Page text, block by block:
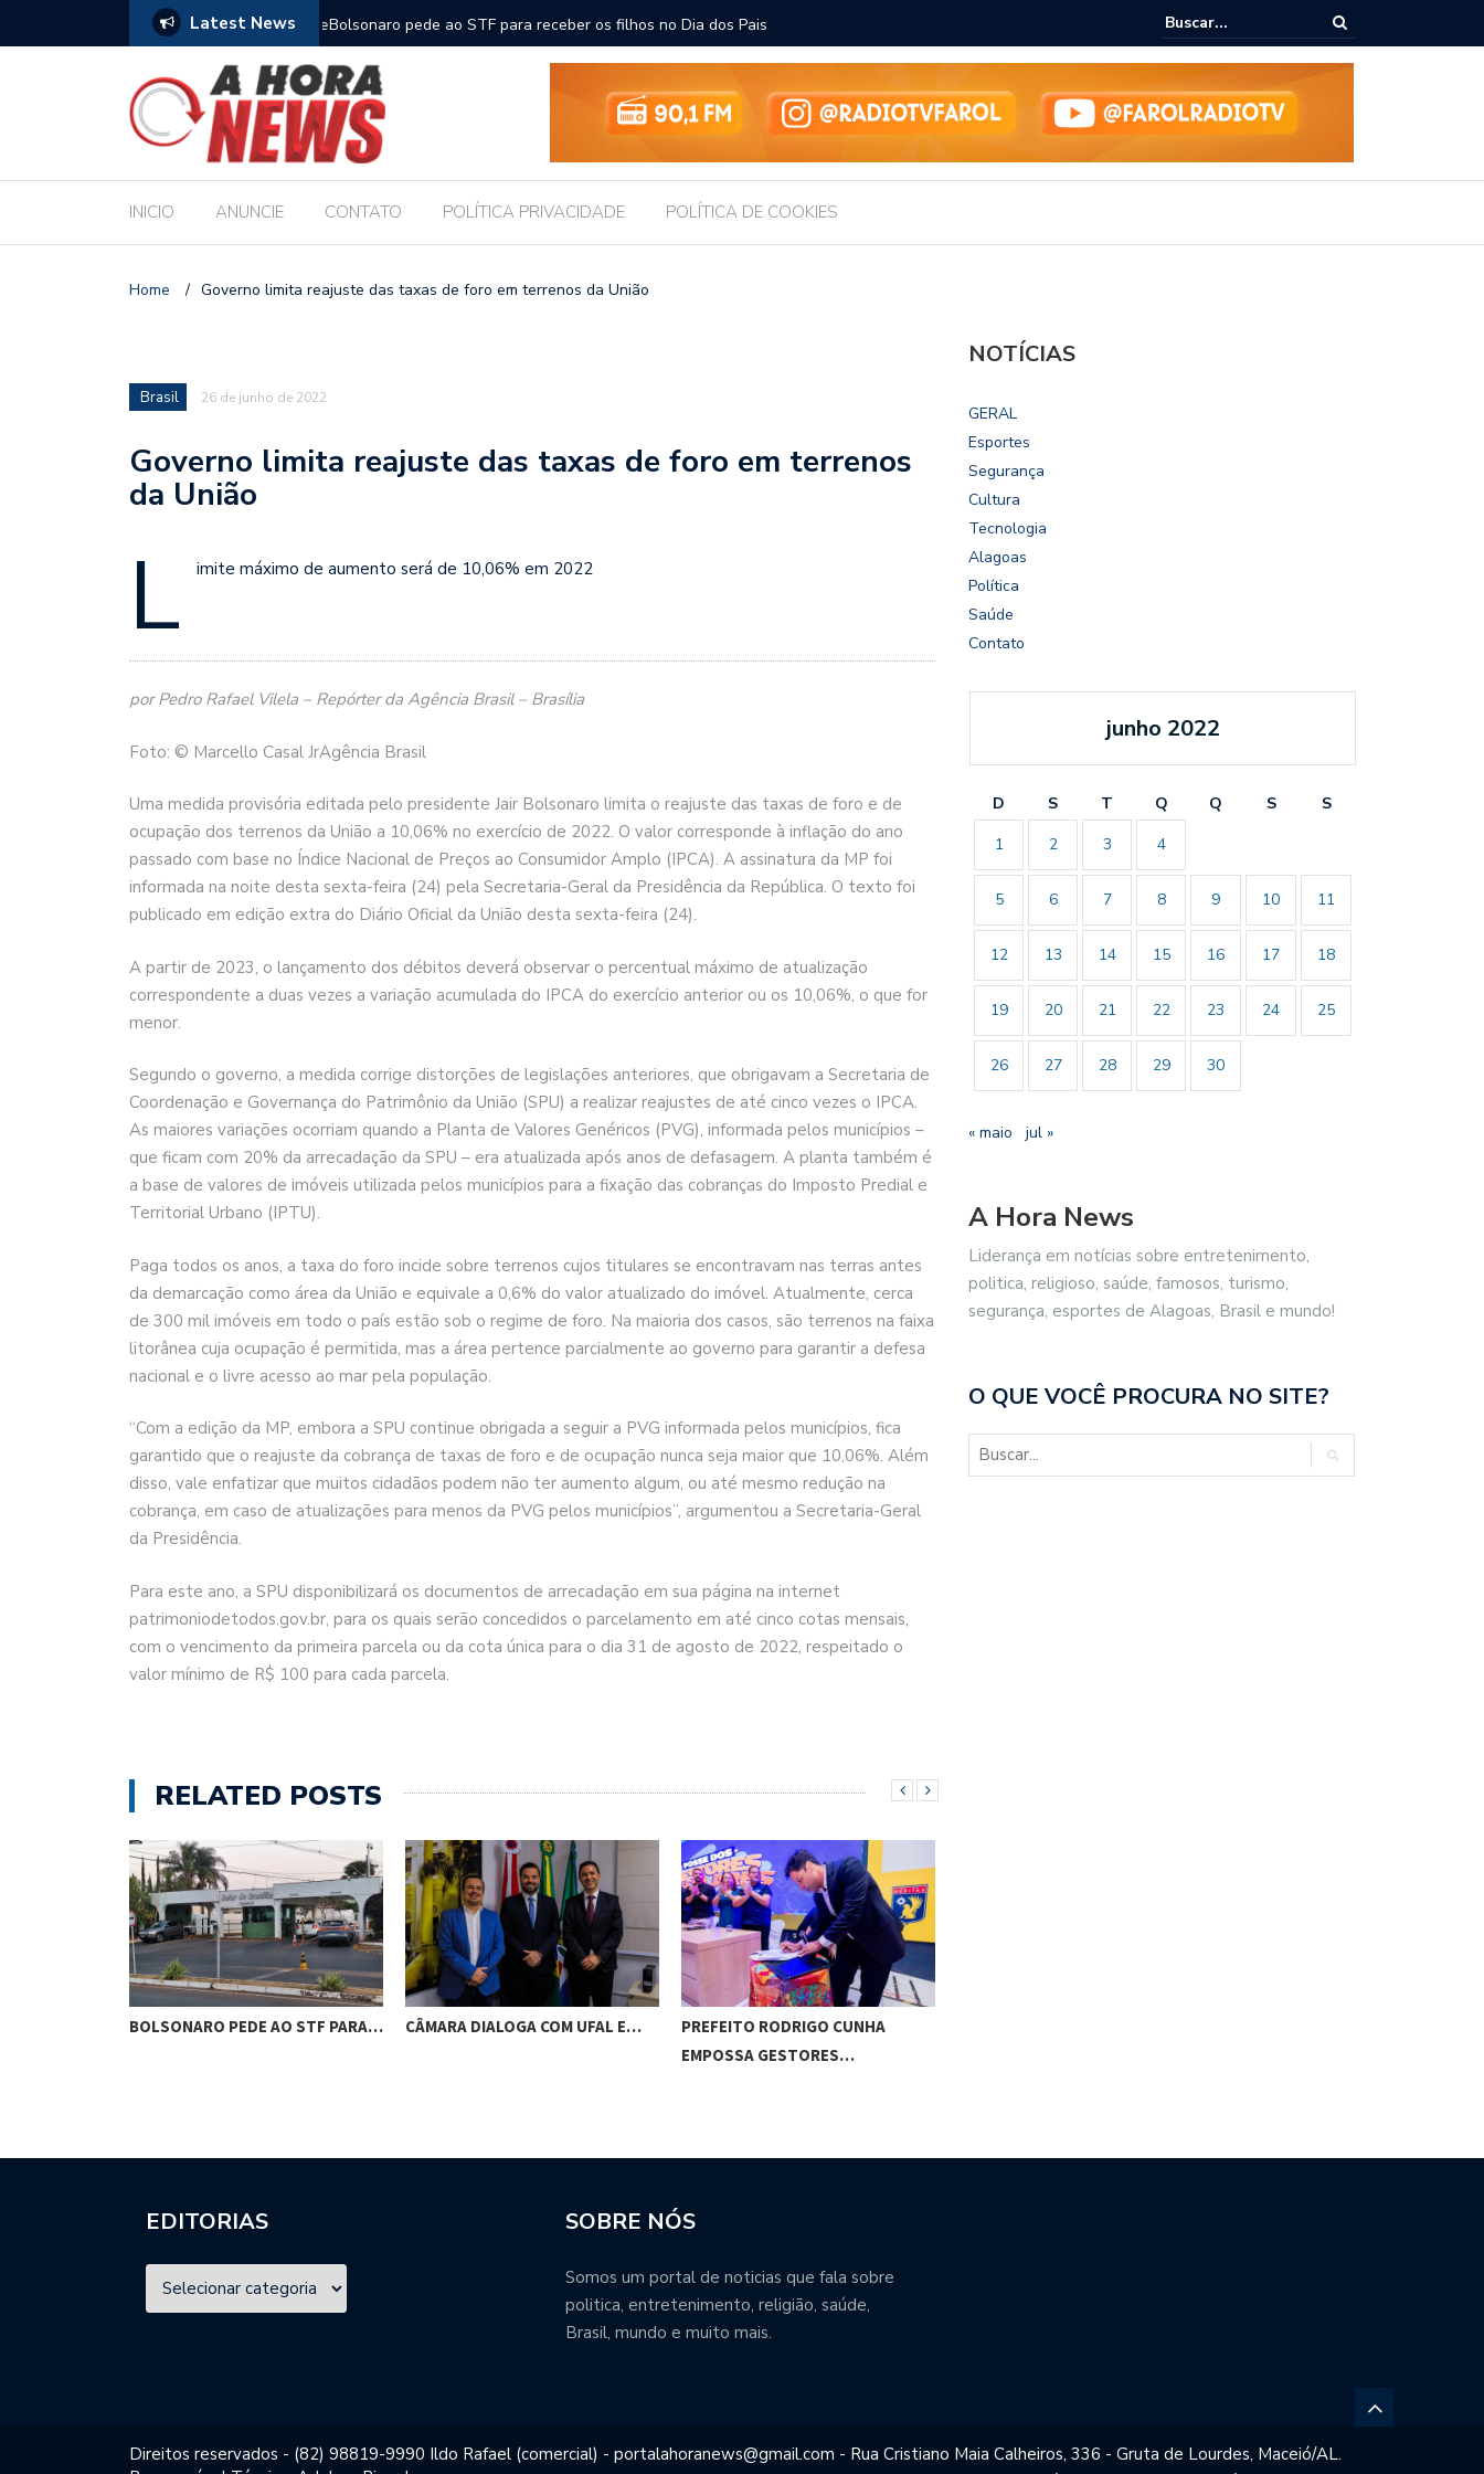
Latest News
com a Educação durante posse Bolsonaro pede ao STF para receber os filhos no Dia dos Pais
Câmara dialoga com UFAL e Faculdade de Coimbra sobre parcerias para
Legislativo
INICIO ANUNCIE CONTATO POLÍTICA PRIVACIDADE POLÍTICA DE COOKIES
Home / Governo limita reajuste das taxas de foro em terrenos da União
Brasil 26 de junho de 2022
Governo limita reajuste das taxas de foro em terrenos
da União
L imite máximo de aumento será de 10,06% em 2022
por Pedro Rafael Vilela – Repórter da Agência Brasil – Brasília
Foto: © Marcello Casal JrAgência Brasil
Uma medida provisória editada pelo presidente Jair Bolsonaro limita o reajuste das taxas de foro e de
ocupação dos terrenos da União a 10,06% no exercício de 2022. O valor corresponde à inflação do ano
passado com base no Índice Nacional de Preços ao Consumidor Amplo (IPCA). A assinatura da MP foi
informada na noite desta sexta-feira (24) pela Secretaria-Geral da Presidência da República. O texto foi
publicado em edição extra do Diário Oficial da União desta sexta-feira (24).
A partir de 2023, o lançamento dos débitos deverá observar o percentual máximo de atualização
correspondente a duas vezes a variação acumulada do IPCA do exercício anterior ou os 10,06%, o que for
menor.
Segundo o governo, a medida corrige distorções de legislações anteriores, que obrigavam a Secretaria de
Coordenação e Governança do Patrimônio da União (SPU) a realizar reajustes de até cinco vezes o IPCA.
As maiores variações ocorriam quando a Planta de Valores Genéricos (PVG), informada pelos municípios –
que ficam com 20% da arrecadação da SPU – era atualizada após anos de defasagem. A planta também é
a base de valores de imóveis utilizada pelos municípios para a fixação das cobranças do Imposto Predial e
Territorial Urbano (IPTU).
Paga todos os anos, a taxa do foro incide sobre terrenos cujos titulares se encontravam nas terras antes
da demarcação como área da União e equivale a 0,6% do valor atualizado do imóvel. Atualmente, cerca
de 300 mil imóveis em todo o país estão sob o regime de foro. Na maioria dos casos, são terrenos na faixa
litorânea cuja ocupação é permitida, mas a área pertence parcialmente ao governo para garantir a defesa
nacional e o livre acesso ao mar pela população.
“Com a edição da MP, embora a SPU continue obrigada a seguir a PVG informada pelos municípios, fica
garantido que o reajuste da cobrança de taxas de foro e de ocupação nunca seja maior que 10,06%. Além
disso, vale enfatizar que muitos cidadãos podem não ter aumento algum, ou até mesmo redução na
cobrança, em caso de atualizações para menos da PVG pelos municípios”, argumentou a Secretaria-Geral
da Presidência.
Para este ano, a SPU disponibilizará os documentos de arrecadação em sua página na internet
patrimoniodetodos.gov.br, para os quais serão concedidos o parcelamento em até cinco cotas mensais,
com o vencimento da primeira parcela ou da cota única para o dia 31 de agosto de 2022, respeitado o
valor mínimo de R$ 100 para cada parcela.
RELATED POSTS
BOLSONARO PEDE AO STF PARA… CÂMARA DIALOGA COM UFAL E…
PREFEITO RODRIGO CUNHA
EMPOSSA GESTORES…
NOTÍCIAS
GERAL
Esportes
Segurança
Cultura
Tecnologia
Alagoas
Política
Saúde
Contato
junho 2022
D S T Q Q S
S
1
2 3 4
5 6 7 8 9 10 11
12 13 14 15 16 17 18
19 20 21 22 23 24 25
26 27 28 29 30
« maio jul »
A Hora News
Liderança em notícias sobre entretenimento,
politica, religioso, saúde, famosos, turismo,
segurança, esportes de Alagoas, Brasil e mundo!
O QUE VOCÊ PROCURA NO SITE?
EDITORIAS SOBRE NÓS
Somos um portal de noticias que fala sobre
politica, entretenimento, religião, saúde,
Brasil, mundo e muito mais.
Direitos reservados - (82) 98819-9990 Ildo Rafael (comercial) - portalahoranews@gmail.com - Rua Cristiano Maia Calheiros, 336 - Gruta de Lourdes, Maceió/AL.